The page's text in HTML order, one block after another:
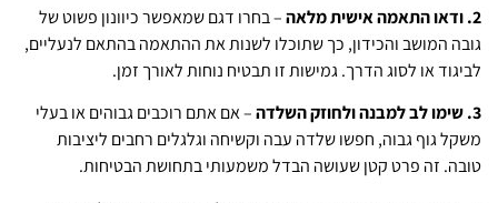
2. ודאו התאמה אישית מלאה
– בחרו דגם שמאפשר כיוונון פשוט של
גובה המושב והכידון, כך שתוכלו לשנות את ההתאמה בהתאם לנעליים,
לביגוד או לסוג הדרך. גמישות זו תבטיח נוחות לאורך זמן.
3. שימו לב למבנה ולחוזק השלדה
– אם אתם רוכבים גבוהים או בעלי
משקל גוף גבוה, חפשו שלדה עבה וקשיחה וגלגלים רחבים ליציבות
טובה. זה פרט קטן שעושה הבדל משמעותי בתחושת הבטיחות.